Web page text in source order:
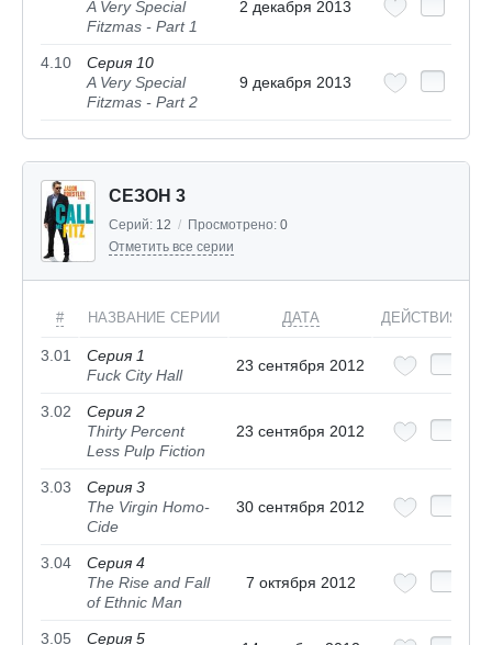
A Very Special
Fitzmas - Part 1
2 декабря 2013
4.10
Серия 10
A Very Special
Fitzmas - Part 2
9 декабря 2013
СЕЗОН 3
Серий: 12 / Просмотрено: 0
Отметить все серии
# НАЗВАНИЕ СЕРИИ ДАТА ДЕЙСТВИЯ
3.01
Серия 1
Fuck City Hall
23 сентября 2012
3.02
Серия 2
Thirty Percent
Less Pulp Fiction
23 сентября 2012
3.03
Серия 3
The Virgin Homo-
Cide
30 сентября 2012
3.04
Серия 4
The Rise and Fall
of Ethnic Man
7 октября 2012
3.05
Серия 5